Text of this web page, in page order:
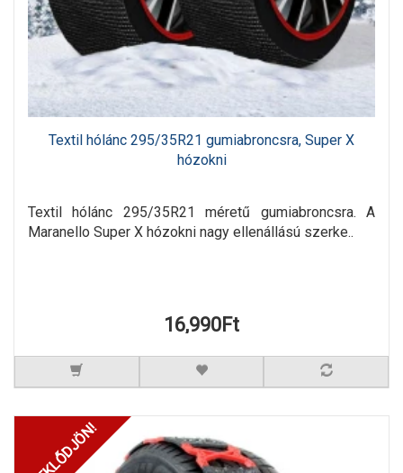
Textil hólánc 295/35R21 gumiabroncsra, Super X
hózokni
Textil hólánc 295/35R21 méretű gumiabroncsra. A
Maranello Super X hózokni nagy ellenállású szerke..
16,990Ft